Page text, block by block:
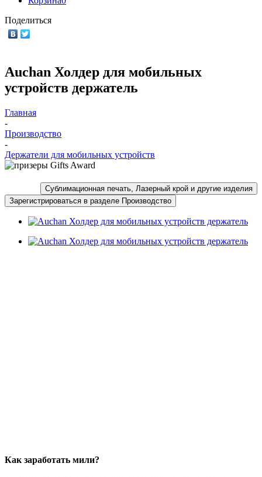
Поделиться
Auchan Холдер для мобильных
устройств держатель
Главная
-
Производство
-
Держатели для мобильных устройств
Сублимационная печать, Лазерный крой и другие изделия
Зарегистрироваться в разделе Производство
Как заработать мили?